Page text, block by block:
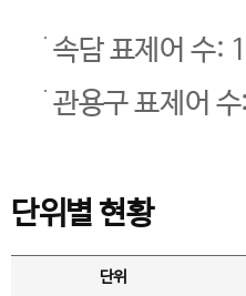
속담 표제어 수:
관용구 표제어
단위별 현황
단위